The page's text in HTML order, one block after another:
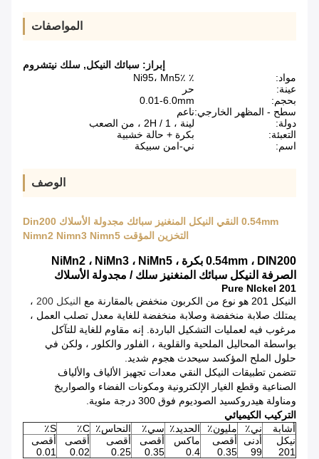
المواصفات
إبراز: سبائك النيكل, سلك نيتشروم
مواد:
٪ Ni95، Mn5٪
عينة:
حر
بحجم:
0.01-6.0mm
سطح - المظهر الخارجي:ناعم
دولة:
لينة ، 1 / ​​2H ، من الصعب
التعبئة:
بكرة + حالة خشبية
اسم:
ني-امن سبيكة
الوصف
0.54mm النقي النيكل المنغنيز سبائك مجدولة الأسلاك Din200
التخزين المؤقت Nimn2 Nimn3 Nimn5
0.54mm ، DIN200 بكرة ، NiMn2 ، NiMn3 ، NiMn5
الصرفة النيكل سبائك المنغنيز سلك / مجدولة الأسلاك
Pure NIckel 201
النيكل 201 هو نوع من الكربون منخفض بالمقارنة مع
النيكل 200
،
يمتلك صلابة منخفضة وصلابة منخفضة للغاية معدل تصلب العمل ،
مرغوب فيه لعمليات التشكيل الباردة. إنه مقاوم للغاية للتآكل
بواسطة المحاليل الملحية والقلوية ، الفلور والكلور ، ولكن في
حلول الملح المؤكسد سيحدث هجوم شديد.
تتضمن تطبيقات النيكل النقي معدات تجهيز الألياف والألياف
الصناعية وقطع الغيار الإلكترونية ومكونات الفضاء والصواريخ
ومناولة هيدروكسيد الصوديوم فوق 300 درجة مئوية.
التركيب الكيميائي
أشابة
ني٪ مليون٪ الحديد٪ سي٪ النحاس٪ C٪
S٪
نيكل
201
أدنى
99
أقصى
0.35
ماكس
0.4
أقصى
0.35
أقصى
0.25
أقصى
0.02
أقصى
0.01